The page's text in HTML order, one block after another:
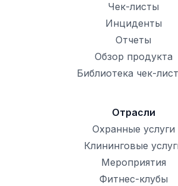
Чек-листы
Инциденты
Отчеты
Обзор продукта
Библиотека чек-
Отрасли
Охранные услуги
Клининговые
Мероприятия
Фитнес-клубы